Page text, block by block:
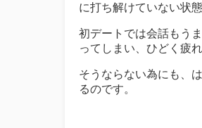
に打ち解けていない状
初デートでは会話もう
ってしまい、ひどく疲
そうならない為にも、
るのです。